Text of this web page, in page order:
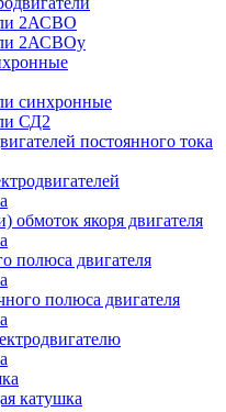
2АСВО
2АСВОу
синхронные
СД2
постоянного тока
обмоток якоря двигателя
полюса двигателя
полюса двигателя
катушка